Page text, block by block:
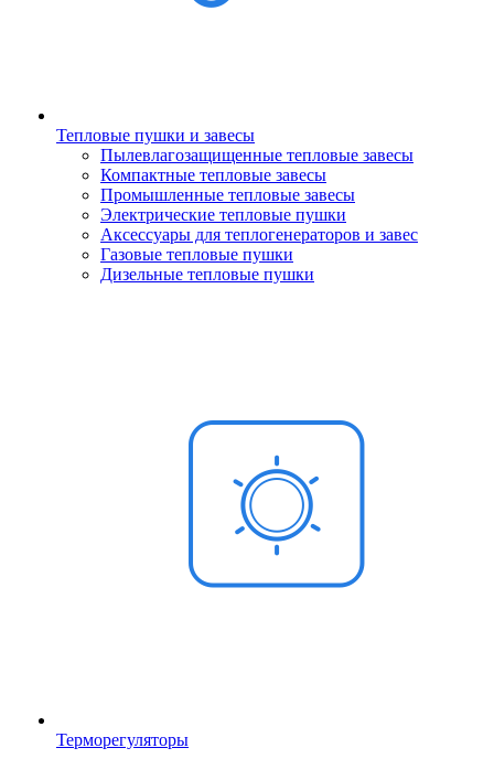
Тепловые пушки и завесы
Пылевлагозащищенные тепловые завесы
Компактные тепловые завесы
Промышленные тепловые завесы
Электрические тепловые пушки
Аксессуары для теплогенераторов и завес
Газовые тепловые пушки
Дизельные тепловые пушки
Терморегуляторы